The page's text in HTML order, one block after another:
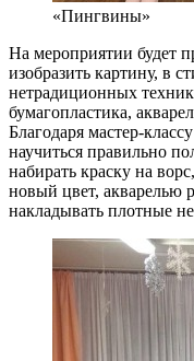
«Пингвины»
На мероприятии будет
изобразить картину, в
нетрадиционных
бумагопластика,
Благодаря мастер-
научиться правильно
набирать краску на
новый цвет, акварелью
накладывать плотные